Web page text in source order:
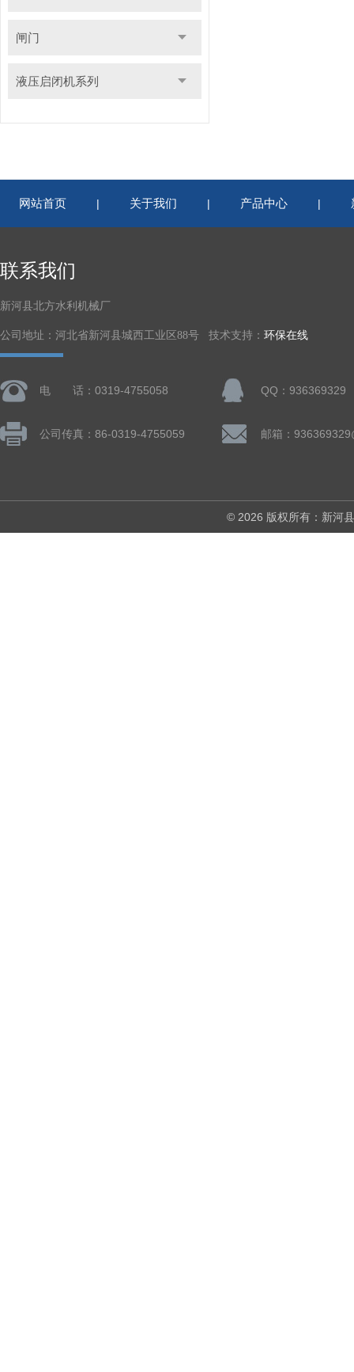
闸门
液压启闭机系列
网站首页 | 关于我们 | 产品中心 |
联系我们
新河县北方水利机械厂
公司地址：河北省新河县城西工业区88号 技术支持： 环保在线
电 话：0319-4755058 QQ：936369329
公司传真：86-0319-4755059 邮箱：
© 2026 版权所有：新河